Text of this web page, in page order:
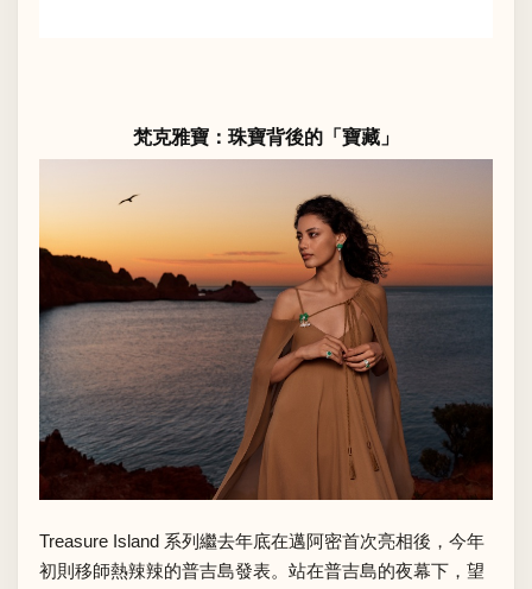
梵克雅寶：珠寶背後的「寶藏」
Treasure Island 系列繼去年底在邁阿密首次亮相後，今年
初則移師熱辣辣的普吉島發表。站在普吉島的夜幕下，望